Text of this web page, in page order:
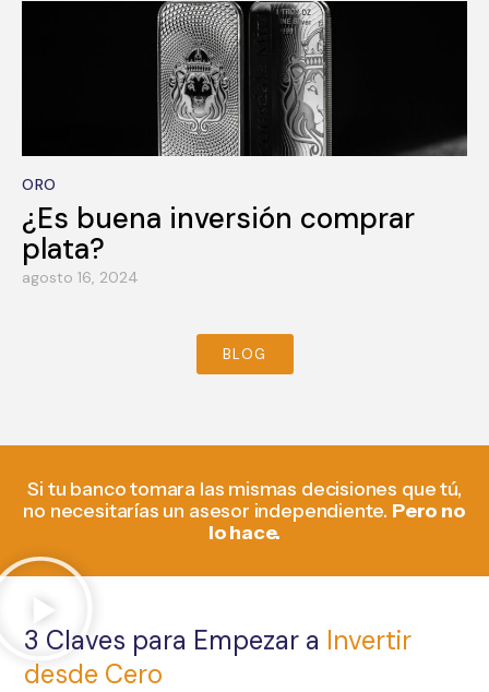
ORO
¿Es buena inversión comprar
plata?
agosto 16, 2024
BLOG
Si tu banco tomara las mismas decisiones que tú,
no necesitarías un asesor independiente. Pero no
lo hace.
3 Claves para Empezar a Invertir
desde Cero